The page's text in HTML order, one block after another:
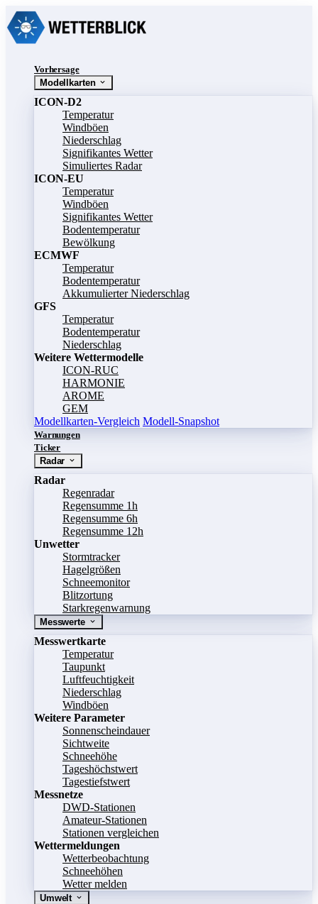
Vorhersage
Modellkarten
ICON-D2
Temperatur
Windböen
Niederschlag
Signifikantes Wetter
Simuliertes Radar
ICON-EU
Temperatur
Windböen
Signifikantes Wetter
Bodentemperatur
Bewölkung
ECMWF
Temperatur
Bodentemperatur
Akkumulierter Niederschlag
GFS
Temperatur
Bodentemperatur
Niederschlag
Weitere Wettermodelle
ICON-RUC
HARMONIE
AROME
GEM
Modellkarten-Vergleich Modell-Snapshot
Warnungen
Ticker
Radar
Radar
Regenradar
Regensumme 1h
Regensumme 6h
Regensumme 12h
Unwetter
Stormtracker
Hagelgrößen
Schneemonitor
Blitzortung
Starkregenwarnung
Messwerte
Messwertkarte
Temperatur
Taupunkt
Luftfeuchtigkeit
Niederschlag
Windböen
Weitere Parameter
Sonnenscheindauer
Sichtweite
Schneehöhe
Tageshöchstwert
Tagestiefstwert
Messnetze
DWD-Stationen
Amateur-Stationen
Stationen vergleichen
Wettermeldungen
Wetterbeobachtung
Schneehöhen
Wetter melden
Umwelt